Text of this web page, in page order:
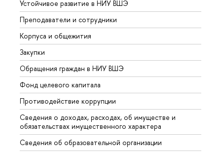
Устойчивое развитие в НИУ ВШЭ
Преподаватели и сотрудники
Корпуса и общежития
Закупки
Обращения граждан в НИУ ВШЭ
Фонд целевого капитала
Противодействие коррупции
Сведения о доходах, расходах, об имуществе и
обязательствах имущественного характера
Сведения об образовательной организации